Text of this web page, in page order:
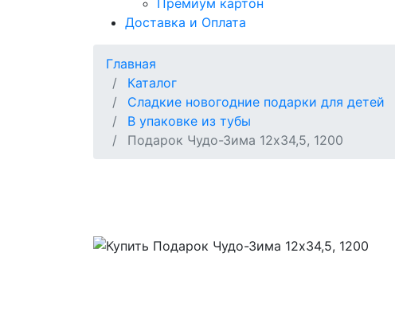
Доставка и Оплата
Главная
Каталог
Сладкие новогодние подарки для детей
В упаковке из тубы
Подарок Чудо-Зима 12х34,5, 1200